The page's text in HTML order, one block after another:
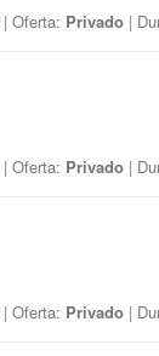
| Oferta: Privado |
| Oferta: Privado |
| Oferta: Privado |